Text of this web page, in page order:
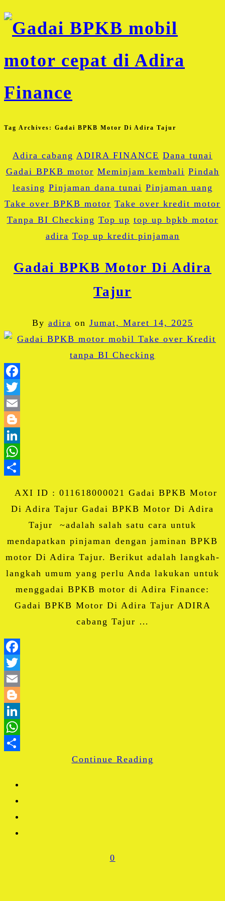
Tag Archives: Gadai BPKB Motor Di Adira Tajur
Adira cabang ADIRA FINANCE Dana tunai
Gadai BPKB motor Meminjam kembali Pindah
leasing Pinjaman dana tunai Pinjaman uang
Take over BPKB motor Take over kredit motor
Tanpa BI Checking Top up top up bpkb motor
adira Top up kredit pinjaman
Gadai BPKB Motor Di Adira
Tajur
By adira on Jumat, Maret 14, 2025
AXI ID : 011618000021 Gadai BPKB Motor
Di Adira Tajur Gadai BPKB Motor Di Adira
Tajur ~adalah salah satu cara untuk
mendapatkan pinjaman dengan jaminan BPKB
motor Di Adira Tajur. Berikut adalah langkah-
langkah umum yang perlu Anda lakukan untuk
menggadai BPKB motor di Adira Finance:
Gadai BPKB Motor Di Adira Tajur ADIRA
cabang Tajur …
Share
Continue Reading
0